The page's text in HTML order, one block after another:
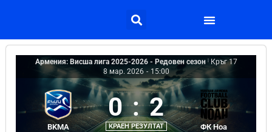
Армения: Висша лига 2025-2026 - Редовен сезон
Кръг 17
8 мар. 2026 - 15:00
BKMA
0 : 2
КРАЕН РЕЗУЛТАТ ФК Ноа